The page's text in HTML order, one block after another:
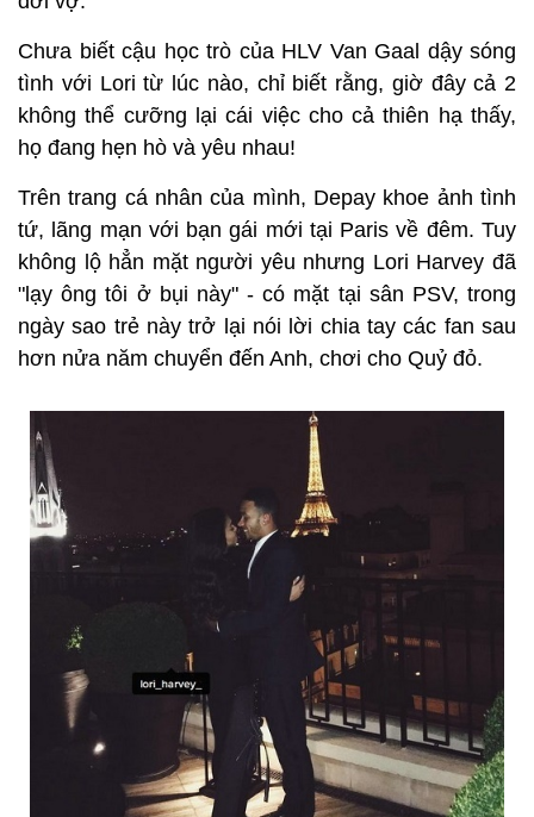
Chưa biết cậu học trò của HLV Van Gaal dậy sóng
tình với Lori từ lúc nào, chỉ biết rằng, giờ đây cả 2
không thể cưỡng lại cái việc cho cả thiên hạ thấy,
họ đang hẹn hò và yêu nhau!
Trên trang cá nhân của mình, Depay khoe ảnh tình
tứ, lãng mạn với bạn gái mới tại Paris về đêm. Tuy
không lộ hẳn mặt người yêu nhưng Lori Harvey đã
"lạy ông tôi ở bụi này" - có mặt tại sân PSV, trong
ngày sao trẻ này trở lại nói lời chia tay các fan sau
hơn nửa năm chuyển đến Anh, chơi cho Quỷ đỏ.